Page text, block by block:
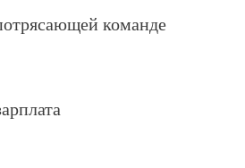
команде